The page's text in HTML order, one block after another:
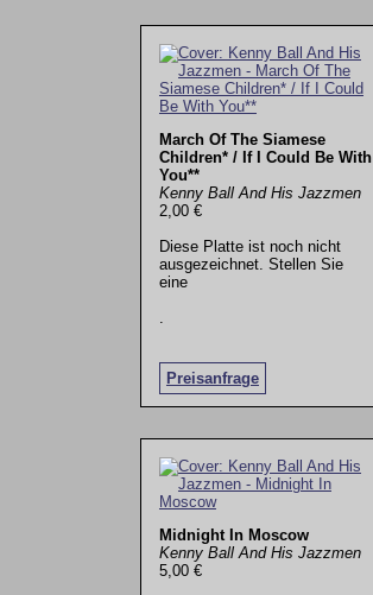
March Of The Siamese
Children* / If I Could Be With
You**
Kenny Ball And His Jazzmen
2,00 €
Diese Platte ist noch nicht
ausgezeichnet. Stellen Sie
eine
Preisanfrage
.
Midnight In Moscow
Kenny Ball And His Jazzmen
5,00 €